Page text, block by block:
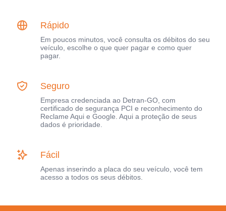
Rápido
Em poucos minutos, você consulta os débitos do seu
veículo, escolhe o que quer pagar e como quer
pagar.
Seguro
Empresa credenciada ao Detran-GO, com
certificado de segurança PCI e reconhecimento do
Reclame Aqui e Google. Aqui a proteção de seus
dados é prioridade.
Fácil
Apenas inserindo a placa do seu veículo, você tem
acesso a todos os seus débitos.